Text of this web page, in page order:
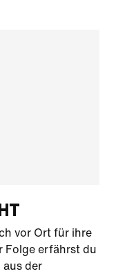
vor Ort für ihre
Folge erfährst du
aus der